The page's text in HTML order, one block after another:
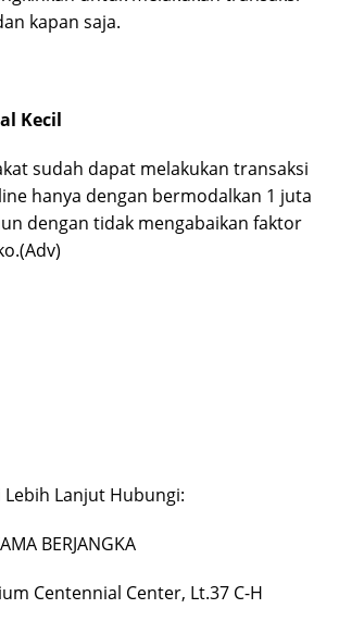
kapan saja.
Kecil
sudah dapat melakukan transaksi
hanya dengan bermodalkan 1 juta
dengan tidak mengabaikan faktor
Lanjut Hubungi:
BERJANGKA
Centennial Center, Lt.37 C-H